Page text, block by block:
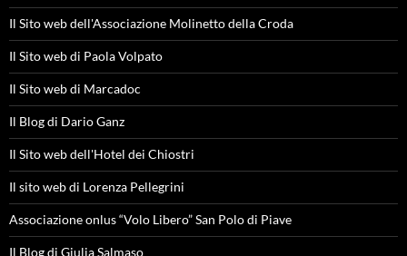
Il Sito web dell'Associazione Molinetto della Croda
Il Sito web di Paola Volpato
Il Sito web di Marcadoc
Il Blog di Dario Ganz
Il Sito web dell'Hotel dei Chiostri
Il sito web di Lorenza Pellegrini
Associazione onlus “Volo Libero” San Polo di Piave
Il Blog di Giulia Salmaso